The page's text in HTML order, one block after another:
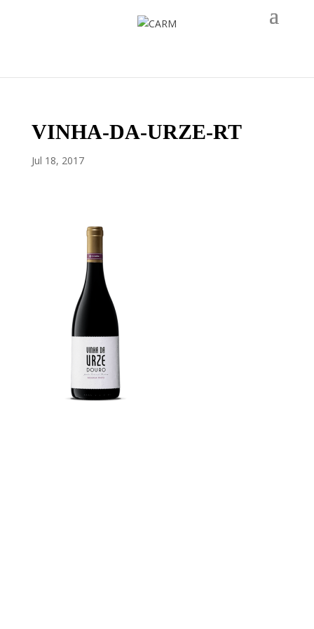
VINHA-DA-URZE-RT
Jul 18, 2017